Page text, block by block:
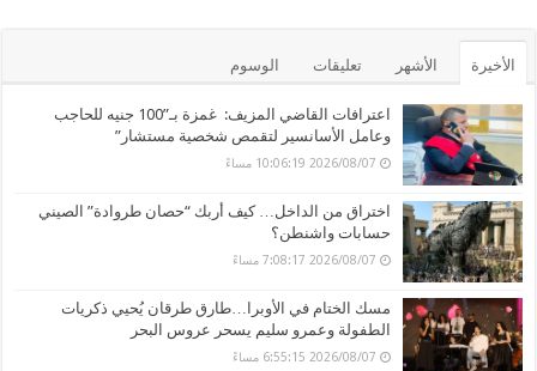
الأخيرة الأشهر تعليقات الوسوم
اعترافات القاضي المزيف: غمزة بـ”100 جنيه للحاجب
وعامل الأسانسير لتقمص شخصية مستشار”
2026/08/07 10:06:19 مساءً
اختراق من الداخل… كيف أربك “حصان طروادة” الصيني
حسابات واشنطن؟
2026/08/07 7:08:17 مساءً
مسك الختام في الأوبرا…طارق طرقان يُحيي ذكريات
الطفولة وعمرو سليم يسحر عروس البحر
2026/08/07 6:55:15 مساءً